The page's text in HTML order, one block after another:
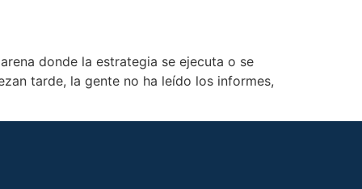
donde la estrategia se ejecuta o se
tarde, la gente no ha leído los informes,